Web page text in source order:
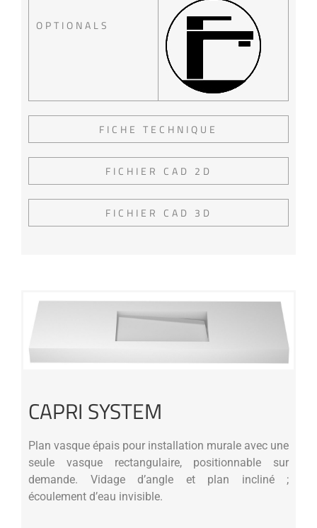
OPTIONALS
FICHE TECHNIQUE
FICHIER CAD 2D
FICHIER CAD 3D
CAPRI SYSTEM
Plan vasque épais pour installation murale avec une
seule vasque rectangulaire, positionnable sur
demande. Vidage d’angle et plan incliné ;
écoulement d’eau invisible.